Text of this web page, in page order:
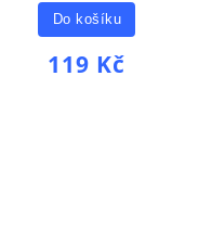
119 Kč
Do košíku